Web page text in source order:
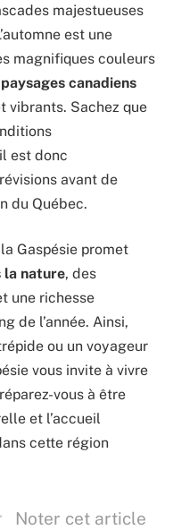
majestueuses
est une
magnifiques couleurs
paysages canadiens
vibrants. Sachez que
est donc
avant de
du Québec.
Gaspésie promet
la nature, des
une richesse
de l’année. Ainsi,
ou un voyageur
vous invite à vivre
vous à être
et l’accueil
cette région
Noter cet article